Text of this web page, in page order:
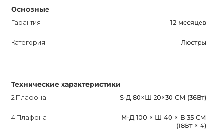
интересуют другие размеры, обратитесь к нашим
менеджерам для уточнения информации.
Основные
Гарантия 12 месяцев
Категория Люстры
Технические характеристики
2 Плафона S-Д 80×Ш 20×30 СМ (36Вт)
4 Плафона
M-Д 100 × Ш 40 × В 35 СМ
(18Вт × 4)